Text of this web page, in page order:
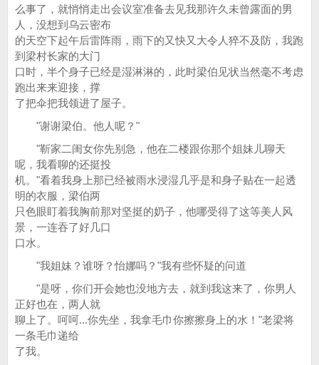
么事了，就悄悄走出会议室准备去见我那许久未曾露面的男
人，没想到乌云密布
的天空下起午后雷阵雨，雨下的又快又大令人猝不及防，我跑
到梁村长家的大门
口时，半个身子已经是湿淋淋的，此时梁伯见状当然毫不考虑
跑出来来迎接，撑
了把伞把我领进了屋子。
"谢谢梁伯。他人呢？"
"靳家二闺女你先别急，他在二楼跟你那个姐妹儿聊天
呢，我看聊的还挺投
机。"看着我身上那已经被雨水浸湿几乎是和身子贴在一起透
明的衣服，梁伯两
只色眼盯着我胸前那对坚挺的奶子，他哪受得了这等美人风
景，一连吞了好几口
口水。
"我姐妹？谁呀？怡娜吗？"我有些怀疑的问道
"是呀，你们开会她也没地方去，就到我这来了，你男人
正好也在，两人就
聊上了。呵呵...你先坐，我拿毛巾你擦擦身上的水！"老梁将
一条毛巾递给
了我。